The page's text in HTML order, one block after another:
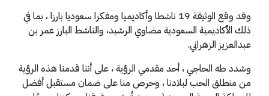
وقد وقع الوثيقة 19 ناشطا وأكاديميا ومفكرا سعوديا بارزا ، بما في
ذلك الأكاديمية السعودية مضاوي الرشيد، والناشط البارز عمر بن
عبدالعزيز الزهراني.
وشدد طه الحاجي ، أحد مقدمي الرؤية ، على أننا قدمنا هذه الرؤية
من منطلق الحب لبلادنا ، وحرص منا على ضمان مستقبل أفضل